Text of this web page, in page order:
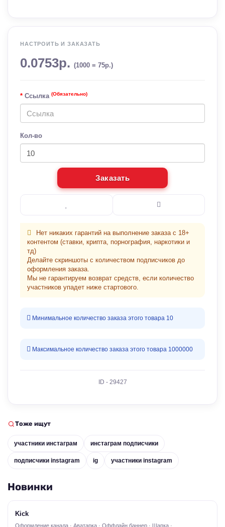
НАСТРОИТЬ И ЗАКАЗАТЬ
0.0753р. (1000 = 75р.)
Ссылка (Обязательно)
Кол-во
Заказать
Нет никаких гарантий на выполнение заказа с 18+
контентом (ставки, крипта, порнография, наркотики и
тд)
Делайте скриншоты с количеством подписчиков до
оформления заказа.
Мы не гарантируем возврат средств, если количество
участников упадет ниже стартового.
Минимальное количество заказа этого товара 10
Максимальное количество заказа этого товара 1000000
ID - 29427
Тоже ищут
участники инстаграм инстаграм подписчики
подписчики instagram ig участники instagram
Новинки
Kick
Оформление канала · Аватарка · Оффлайн баннер · Шапка ·